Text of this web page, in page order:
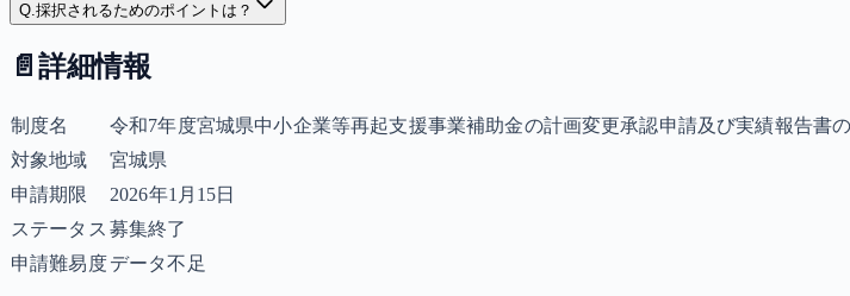
Q.採択されるためのポイントは？
📄 詳細情報
制度名
令和7年度宮城県中小企業等再起支援事業補助金の計画変更承認申請及び実績報告書
対象地域
宮城県
申請期限
2026年1月15日
ステータス 募集終了
申請難易度データ不足